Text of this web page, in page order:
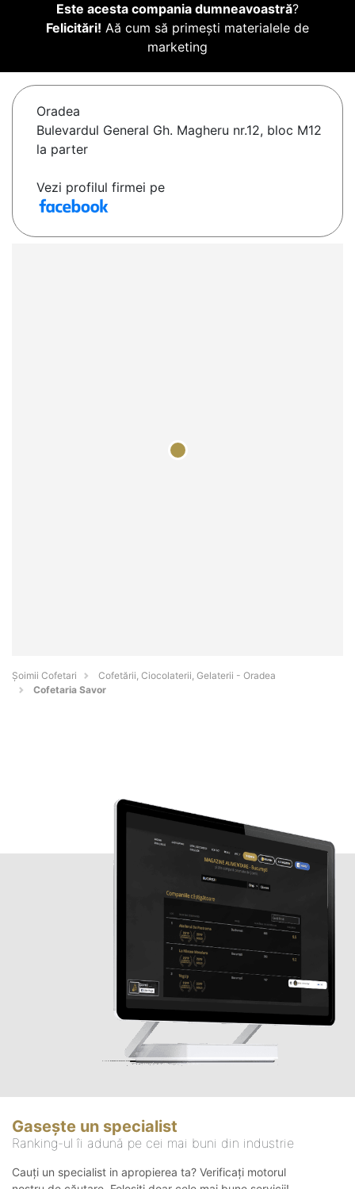
Este acesta compania dumneavoastră?
Felicitări! Aă cum să primești materialele de
marketing
Oradea
Bulevardul General Gh. Magheru nr.12, bloc M12
la parter
Vezi profilul firmei pe
Șoimii Cofetari
Cofetării, Ciocolaterii, Gelaterii - Oradea
Cofetaria Savor
Gasește un specialist
Ranking-ul îi adună pe cei mai buni din industrie
Cauți un specialist in apropierea ta? Verificați motorul